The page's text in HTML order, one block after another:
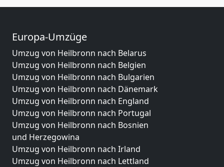
Europa-Umzüge
Umzug von Heilbronn nach Belarus
Umzug von Heilbronn nach Belgien
Umzug von Heilbronn nach Bulgarien
Umzug von Heilbronn nach Dänemark
Umzug von Heilbronn nach England
Umzug von Heilbronn nach Portugal
Umzug von Heilbronn nach Bosnien
und Herzegowina
Umzug von Heilbronn nach Irland
Umzug von Heilbronn nach Lettland